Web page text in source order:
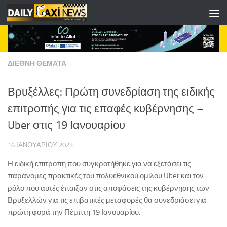
Skip to content
ΔΙΕΘΝΗ ΘΕΜΑΤΑ
Βρυξέλλες: Πρώτη συνεδρίαση της ειδικής
επιτροπής για τις επαφές κυβέρνησης –
Uber στις 19 Ιανουαρίου
16 ΙΑΝΟΥΑΡΊΟΥ 2023
Η ειδική επιτροπή που συγκροτήθηκε για να εξετάσει τις
παράνομες πρακτικές του πολυεθνικού ομίλου Uber και τον
ρόλο που αυτές έπαιξαν στις αποφάσεις της κυβέρνησης των
Βρυξελλών για τις επιβατικές μεταφορές θα συνεδριάσει για
πρώτη φορά την Πέμπτη 19 Ιανουαρίου.